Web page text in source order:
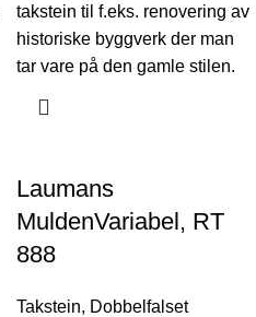
takstein til f.eks. renovering av
historiske byggverk der man
tar vare på den gamle stilen.
Laumans
MuldenVariabel, RT
888
Takstein, Dobbelfalset